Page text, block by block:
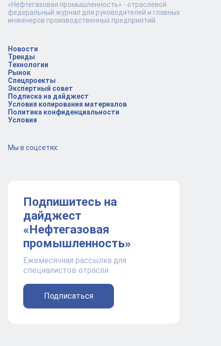
Новости
Тренды
Технологии
Рынок
Спецпроекты
Экспертный совет
Подписка на дайджест
Условия копирования материалов
Политика конфиденциальности
Условия
Мы в соцсетях:
Подпишитесь на
дайджест
«Нефтегазовая
промышленность»
Ежемесячная рассылка для
специалистов отрасли
Подписаться
«Нефтегазовая промышленность» - отраслевой
федеральный журнал для руководителей и главных
инженеров производственных предприятий.